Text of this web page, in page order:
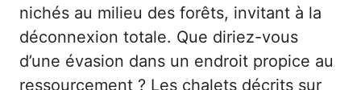
nichés au milieu des forêts, invitant à la
déconnexion totale. Que diriez-vous
d’une évasion dans un endroit propice au
ressourcement ? Les chalets décrits sur